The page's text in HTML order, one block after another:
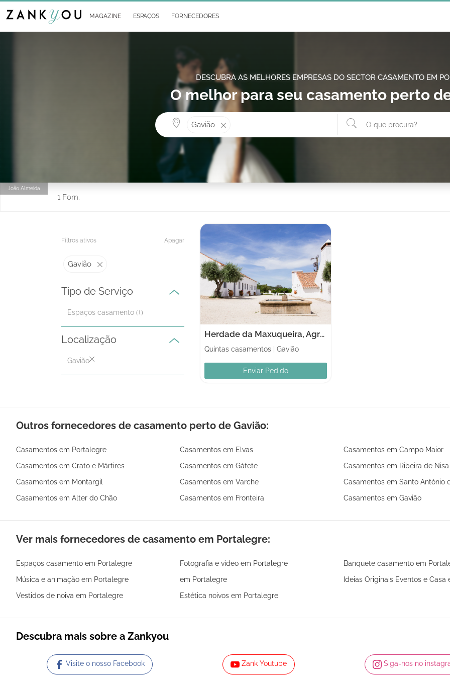
MAGAZINE ESPAÇOS FORNECEDORES
DESCUBRA AS MELHORES EMPRESAS DO SECTOR CASAMENTO EM
O melhor para seu casamento perto
Gavião
João Almeida
1 Forn.
Filtros ativos Apagar
Gavião
Tipo de Serviço
Espaços casamento (1)
Localização
Gavião
Herdade da Maxuqueira, Agroturismo e Eventos
Quintas casamentos Gavião
Enviar Pedido
Outros fornecedores de casamento perto de Gavião:
Casamentos em Portalegre Casamentos em Elvas Casamentos em Campo Maior
Casamentos em Crato e Mártires
Casamentos em Gáfete Casamentos em Ribeira de Nisa
Casamentos em Montargil
Casamentos em Varche Casamentos em Santo António
Casamentos em Alter do Chão
Casamentos em Fronteira Casamentos em Gavião
Ver mais fornecedores de casamento em Portalegre:
Espaços casamento em Portalegre Fotografia e vídeo em Portalegre Banquete casamento em
Música e animação em Portalegre
em Portalegre Ideias Originais Eventos e
Vestidos de noiva em Portalegre
Estética noivos em Portalegre
Descubra mais sobre a Zankyou
Visite o nosso Facebook Zank Youtube Siga-nos no